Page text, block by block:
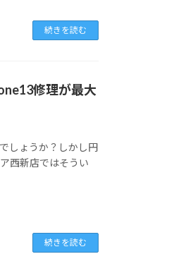
続きを読む
修理が最大
しょうか？しかし円
西新店ではそうい
続きを読む